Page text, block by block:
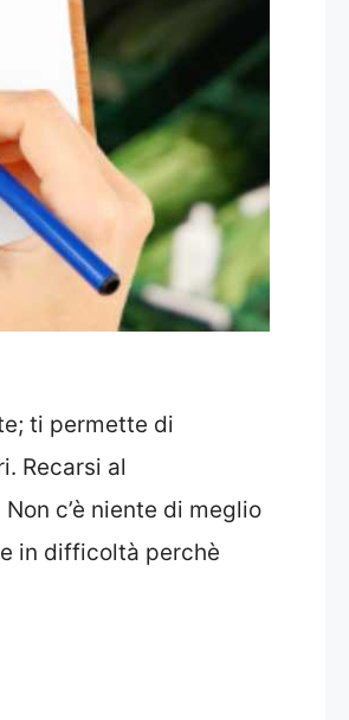
ti permette di
Recarsi al
c’è niente di meglio
in difficoltà perchè